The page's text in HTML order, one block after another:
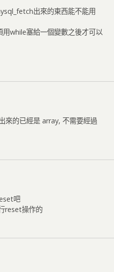
出來的東西能不能用
while塞給一個變數之後才可以
來的已經是 array, 不需要經過
吧
reset操作的